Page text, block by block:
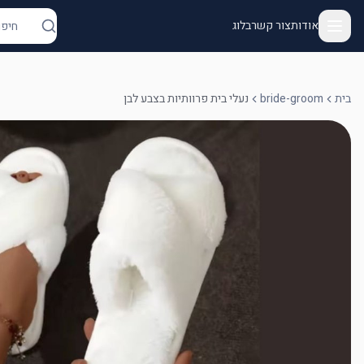
אודותצור קשרבלוג
בית bride-groom נעלי בית פרוותיות בצבע לבן